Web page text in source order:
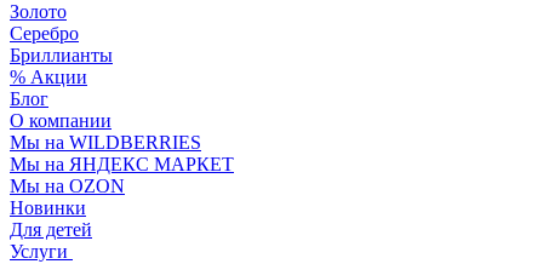
Золото
Серебро
Бриллианты
% Акции
Блог
О компании
Мы на WILDBERRIES
Мы на ЯНДЕКС МАРКЕТ
Мы на OZON
Новинки
Для детей
Услуги